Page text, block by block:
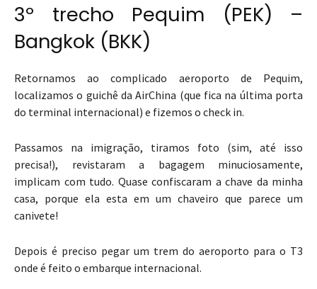
3º trecho Pequim (PEK) –
Bangkok (BKK)
Retornamos ao complicado aeroporto de Pequim,
localizamos o guichê da AirChina (que fica na última porta
do terminal internacional) e fizemos o check in.
Passamos na imigração, tiramos foto (sim, até isso
precisa!), revistaram a bagagem minuciosamente,
implicam com tudo. Quase confiscaram a chave da minha
casa, porque ela esta em um chaveiro que parece um
canivete!
Depois é preciso pegar um trem do aeroporto para o T3
onde é feito o embarque internacional.